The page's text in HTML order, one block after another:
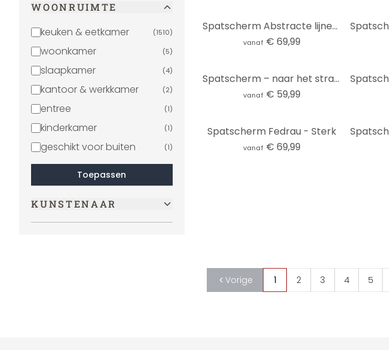
WOONRUIMTE
keuken & eetkamer (1510)
woonkamer (5)
slaapkamer (4)
kantoor & werkkamer (2)
entree (1)
kinderkamer (1)
geschikt voor buiten (1)
Toepassen
KUNSTENAAR
Spatscherm Abstracte lijnen zwart-goud - Amini
vanaf € 69,99
Spatscherm – naar het strand
vanaf € 59,99
Spatscherm Fedrau - Sterk
vanaf € 69,99
Vorige 1 2 3 4 5